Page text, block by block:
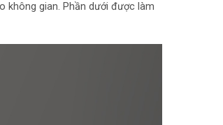
không gian. Phần dưới được làm